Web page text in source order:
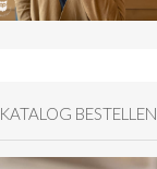
KATALOG BESTELLEN